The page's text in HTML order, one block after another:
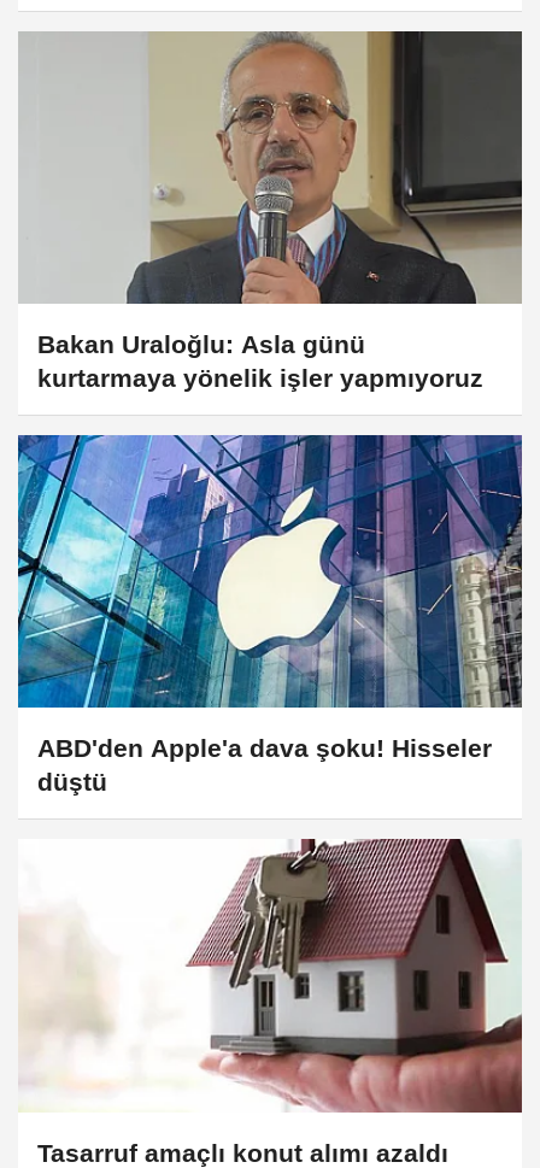
Bakan Uraloğlu: Asla günü
kurtarmaya yönelik işler yapmıyoruz
ABD'den Apple'a dava şoku! Hisseler
düştü
Tasarruf amaçlı konut alımı azaldı